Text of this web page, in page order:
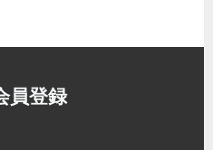
員登録